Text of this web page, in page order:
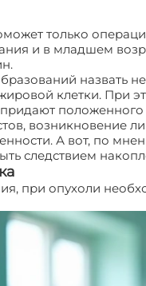
только
и в младшем
назвать
клетки. При
положенного
возникновение
А вот, по
следствием
при опухоли